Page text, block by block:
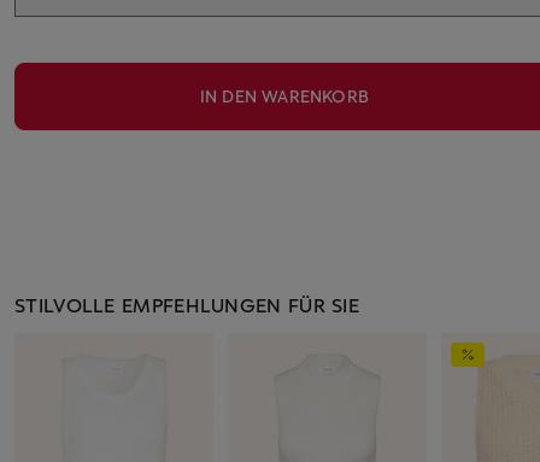
IN DEN WARENKORB
STILVOLLE EMPFEHLUNGEN FÜR SIE